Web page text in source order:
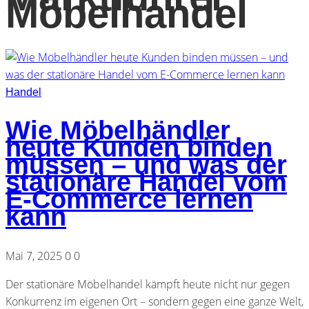
Möbelhandel
Handel
Wie Möbelhändler
heute Kunden binden
müssen – und was der
stationäre Handel vom
E-Commerce lernen
kann
Mai 7, 2025 0 0
Der stationäre Möbelhandel kämpft heute nicht nur gegen
Konkurrenz im eigenen Ort – sondern gegen eine ganze Welt,